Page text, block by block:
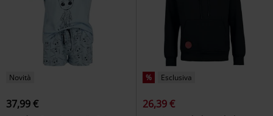
Novità
37,99 €
% Esclusiva
26,39 €